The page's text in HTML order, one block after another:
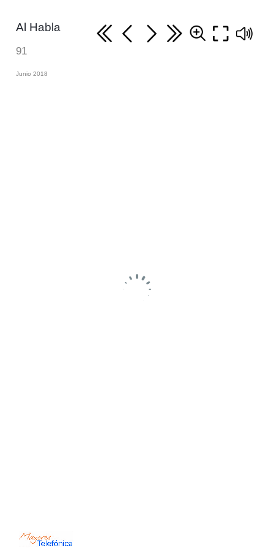
Al Habla
91
Junio 2018